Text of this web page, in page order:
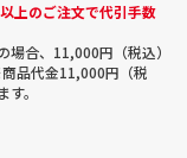
上のご注文で代引手数
合、11,000円（税込）
品代金11,000円（税
。